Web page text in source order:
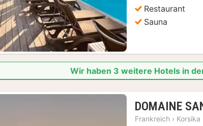
Restaurant
Sauna
Wir haben 3 weitere Hotels in
DOMAINE
Frankreich › Korsika